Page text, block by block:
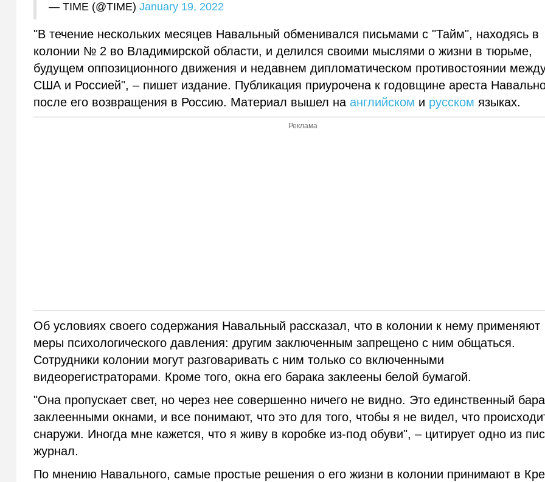
— TIME (@TIME)January 19, 2022
"В течение нескольких месяцев Навальный обменивался письмами с "Тайм", находясь в
колонии № 2 во Владимирской области, и делился своими мыслями о жизни в тюрьме,
будущем оппозиционного движения и недавнем дипломатическом противостоянии
США и Россией", – пишет издание. Публикация приурочена к годовщине ареста
после его возвращения в Россию. Материал вышел наанглийском и русском языках.
Реклама
Об условиях своего содержания Навальный рассказал, что в колонии к нему применяют
меры психологического давления: другим заключенным запрещено с ним общаться.
Сотрудники колонии могут разговаривать с ним только со включенными
видеорегистраторами. Кроме того, окна его барака заклеены белой бумагой.
"Она пропускает свет, но через нее совершенно ничего не видно. Это единственный
заклеенными окнами, и все понимают, что это для того, чтобы я не видел, что
снаружи. Иногда мне кажется, что я живу в коробке из-под обуви", – цитирует одно из
журнал.
По мнению Навального, самые простые решения о его жизни в колонии принимают в